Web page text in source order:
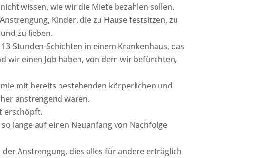
wissen, wie wir die Miete bezahlen sollen.
Kinder, die zu Hause festsitzen, zu
zu lieben.
Stunden-Schichten in einem Krankenhaus, das
wir einen Job haben, von dem wir befürchten,
mit bereits bestehenden körperlichen und
anstrengend waren.
erschöpft.
lange auf einen Neuanfang von Nachfolge
Anstrengung, dies alles für andere erträglich